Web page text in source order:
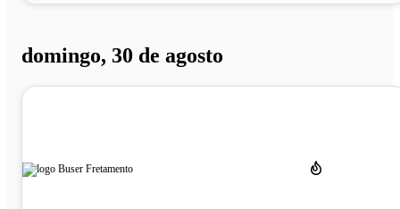
domingo, 30 de agosto